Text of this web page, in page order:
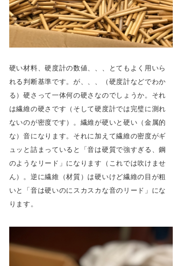
硬い材料、硬度計の数値、、、とてもよく用いら
れる判断基準です。が、、、（硬度計などでわか
る）硬さって一体何の硬さなのでしょうか。それ
は繊維の硬さです（そして硬度計では完璧に測れ
ないのが密度です）。繊維が硬いと硬い（金属的
な）音になります。それに加えて繊維の密度がギ
ュッと詰まっていると「音は硬質で強すぎる、鋼
のようなリード」になります（これでは吹けませ
ん）。逆に繊維（材質）は硬いけど繊維の目が粗
いと「音は硬いのにスカスカな音のリード」にな
ります。